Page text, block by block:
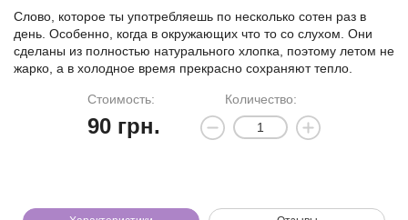
Слово, которое ты употребляешь по несколько сотен раз в
день. Особенно, когда в окружающих что то со слухом. Они
сделаны из полностью натурального хлопка, поэтому летом не
жарко, а в холодное время прекрасно сохраняют тепло.
Стоимость:
90 грн.
Количество: